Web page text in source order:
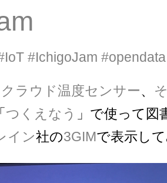
#IchigoJam #opendata
クラウド温度センサー、
つくえなう 」で使って図
イン社の3GIMで表示し